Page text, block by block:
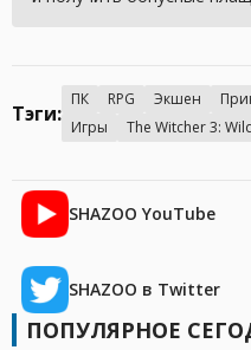
Тэги:
ПК RPG Экшен
Игры
The Witcher 3:
SHAZOO YouTube
SHAZOO в Twitter
ПОПУЛЯРНОЕ